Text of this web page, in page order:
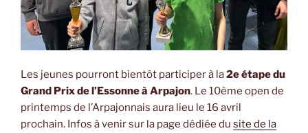
Les jeunes pourront bientôt participer à la2e étape du
Grand Prix de l’Essonne à Arpajon. Le 10ème open de
printemps de l’Arpajonnais aura lieu le 16 avril
prochain. Infos à venir sur la page dédiée du site de la